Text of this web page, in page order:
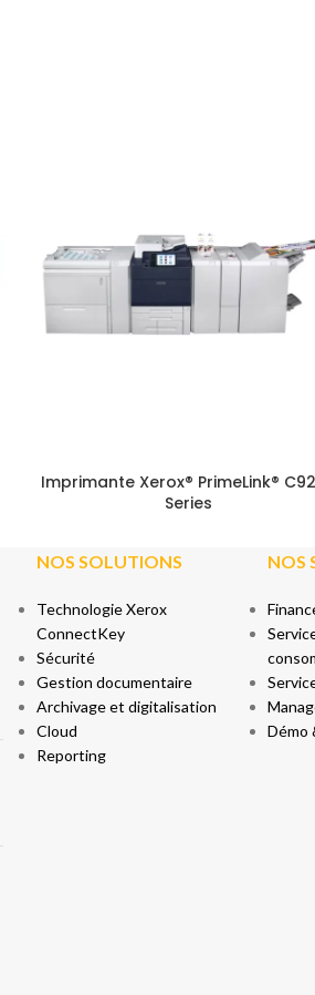
Imprimante Xerox® PrimeLink®
Series
NOS SOLUTIONS
Technologie Xerox
ConnectKey
Sécurité
Gestion documentaire
Archivage et digitalisation
Cloud
Reporting
NOS
Démo